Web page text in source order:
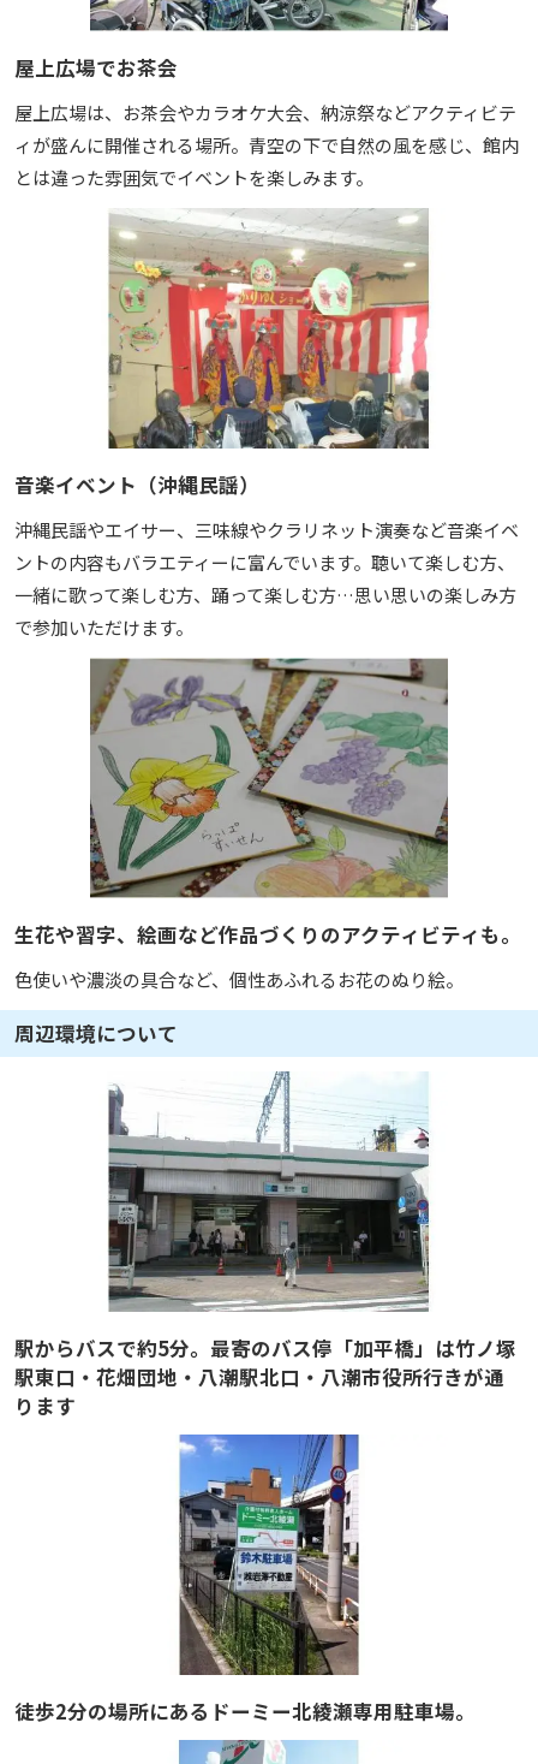
屋上広場でお茶会
屋上広場は、お茶会やカラオケ大会、納涼祭などアクティビテ
ィが盛んに開催される場所。青空の下で自然の風を感じ、館内
とは違った雰囲気でイベントを楽しみます。
音楽イベント（沖縄民謡）
沖縄民謡やエイサー、三味線やクラリネット演奏など音楽イベ
ントの内容もバラエティーに富んでいます。聴いて楽しむ方、
一緒に歌って楽しむ方、踊って楽しむ方…思い思いの楽しみ方
で参加いただけます。
生花や習字、絵画など作品づくりのアクティビティも。
色使いや濃淡の具合など、個性あふれるお花のぬり絵。
周辺環境について
駅からバスで約5分。最寄のバス停「加平橋」は竹ノ塚
駅東口・花畑団地・八潮駅北口・八潮市役所行きが通
ります
徒歩2分の場所にあるドーミー北綾瀬専用駐車場。